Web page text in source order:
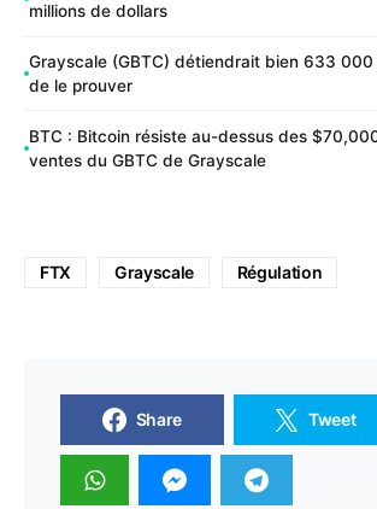
millions de dollars
Grayscale (GBTC) détiendrait bien 633 000
de le prouver
BTC : Bitcoin résiste au-dessus des
ventes du GBTC de Grayscale
FTX Grayscale Régulation
Share Tweet